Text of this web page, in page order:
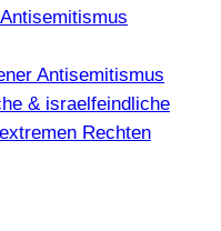
Antisemitismus
& israelfeindliche
Rechten